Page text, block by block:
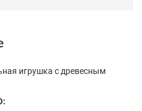
игрушка с древесным